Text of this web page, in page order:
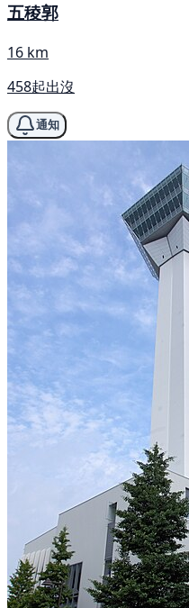
五稜郭
16 km
458起出沒
通知